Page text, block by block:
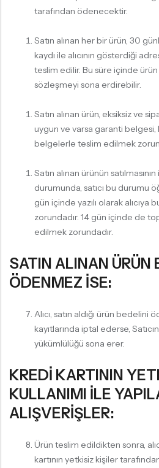
tarafından ödenecektir.
Satın alınan her bir ürün, 30
kaydı ile alıcının gösterdiği
teslim edilir. Bu süre içinde
sözleşmeyi sona erdirebilir.
Satın alınan ürün, eksiksiz ve
uygun ve varsa garanti belgesi,
belgelerle teslim edilmek
Satın alınan ürünün
durumunda, satıcı bu durumu
gün içinde yazılı olarak
zorundadır. 14 gün içinde de
edilmek zorundadır.
SATIN ALINAN ÜRÜN
ÖDENMEZ İSE:
Alıcı, satın aldığı ürün bedelini
kayıtlarında iptal ederse,
yükümlülüğü sona erer.
KREDİ KARTININ
KULLANIMI İLE
ALIŞVERİŞLER:
Ürün teslim edildikten sonra,
kartının yetkisiz kişiler